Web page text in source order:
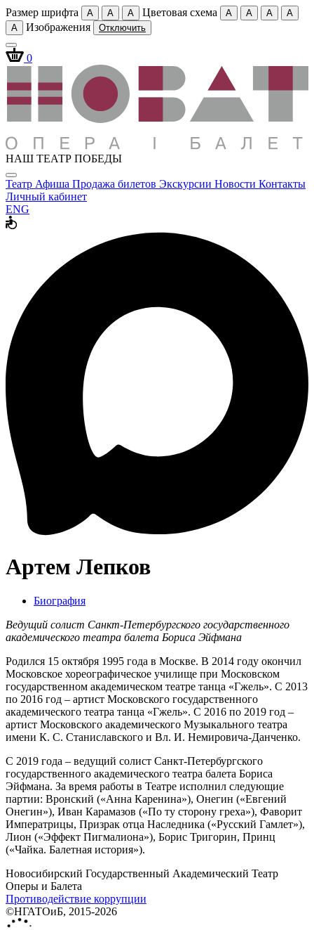
Размер шрифта A A A Цветовая схема A A A
A
A
Изображения Отключить
0
НАШ ТЕАТР ПОБЕДЫ
Театр Афиша Продажа билетов Экскурсии Новости Контакты
Личный кабинет
ENG
Артем Лепков
Биография
Ведущий солист Санкт-Петербургского государственного
академического театра балета Бориса Эйфмана
Родился 15 октября 1995 года в Москве. В 2014 году окончил
Московское хореографическое училище при Московском
государственном академическом театре танца «Гжель». С 2013
по 2016 год – артист Московского государственного
академического театра танца «Гжель». С 2016 по 2019 год –
артист Московского академического Музыкального театра
имени К. С. Станиславского и Вл. И. Немировича-Данченко.
С 2019 года – ведущий солист Санкт-Петербургского
государственного академического театра балета Бориса
Эйфмана. За время работы в Театре исполнил следующие
партии: Вронский («Анна Каренина»), Онегин («Евгений
Онегин»), Иван Карамазов («По ту сторону греха»), Фаворит
Императрицы, Призрак отца Наследника («Русский Гамлет»),
Лион («Эффект Пигмалиона»), Борис Тригорин, Принц
(«Чайка. Балетная история»).
Новосибирский Государственный Академический Театр
Оперы и Балета
Противодействие коррупции
©НГАТОиБ, 2015-2026